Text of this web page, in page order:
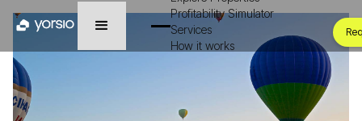
Profitability Simulator
Services
How it works